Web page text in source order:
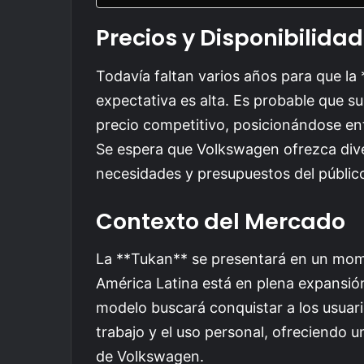
Precios y Disponibilidad
Todavía faltan varios años para que
expectativa es alta. Es probable que
precio competitivo, posicionándose
Se espera que Volkswagen ofrezca
necesidades y presupuestos del
Contexto del Mercado
La **Tukan** se presentará en un
América Latina está en plena
modelo buscará conquistar a los
trabajo y el uso personal, ofreciendo
de Volkswagen.